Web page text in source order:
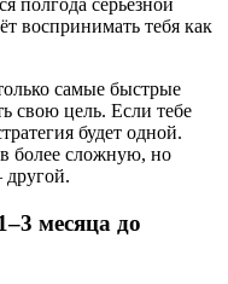
полгода серьёзной
воспринимать тебя как
самые быстрые
свою цель. Если тебе
будет одной.
более сложную, но
месяца до